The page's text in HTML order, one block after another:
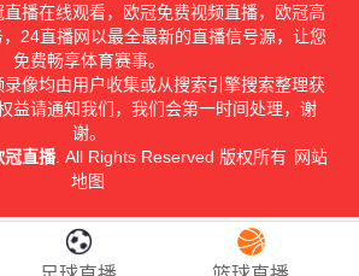
直播在线观看，欧冠免费视频直播，欧冠高
24直播网以最全最新的直播信号源，让您
免费畅享体育赛事。
像均由用户收集或从搜索引擎搜索整理获
益请通知我们，我们会第一时间处理，谢
谢。
冠直播. All Rights Reserved 版权所有 网站
地图